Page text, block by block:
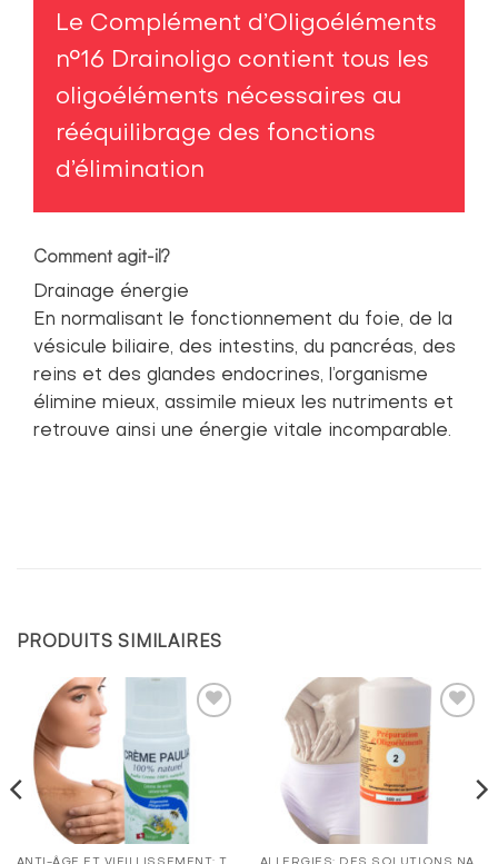
Le Complément d’Oligoéléments
n°16 Drainoligo contient tous les
oligoéléments nécessaires au
rééquilibrage des fonctions
d’élimination
Comment agit-il?
Drainage énergie
En normalisant le fonctionnement du foie, de la
vésicule biliaire, des intestins, du pancréas, des
reins et des glandes endocrines, l’organisme
élimine mieux, assimile mieux les nutriments et
retrouve ainsi une énergie vitale incomparable.
PRODUITS SIMILAIRES
Ajouter
à la
liste de
souhaits
Ajouter
liste de